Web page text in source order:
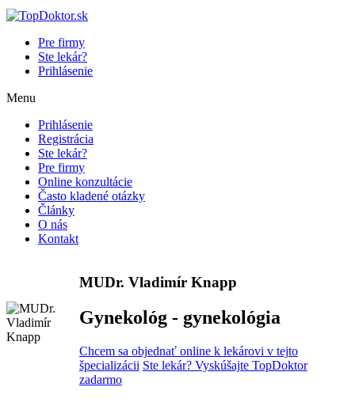
Pre firmy
Ste lekár?
Prihlásenie
Menu
Prihlásenie
Registrácia
Ste lekár?
Pre firmy
Online konzultácie
Často kladené otázky
Články
O nás
Kontakt
MUDr. Vladimír Knapp
Gynekológ - gynekológia
Chcem sa objednať online k lekárovi v tejto
špecializácii Ste lekár? Vyskúšajte TopDoktor
zadarmo